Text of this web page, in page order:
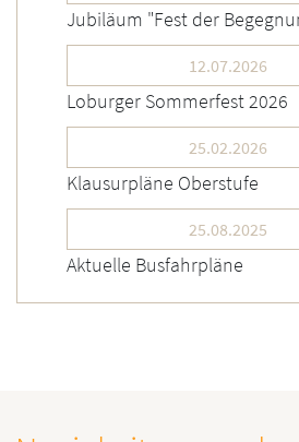
Jubiläum "Fest der
12.07.2026
Loburger Sommerfest 2026
25.02.2026
Klausurpläne Oberstufe
25.08.2025
Aktuelle Busfahrpläne